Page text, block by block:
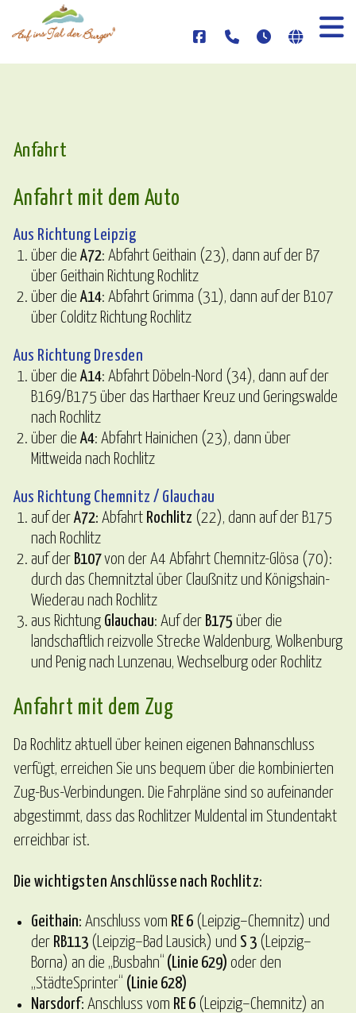
Anfahrt
Anfahrt mit dem Auto
Aus Richtung Leipzig
über die A72: Abfahrt Geithain (23), dann auf der B7
über Geithain Richtung Rochlitz
über die A14: Abfahrt Grimma (31), dann auf der B107
über Colditz Richtung Rochlitz
Aus Richtung Dresden
über die A14: Abfahrt Döbeln-Nord (34), dann auf der
B169/B175 über das Harthaer Kreuz und Geringswalde
nach Rochlitz
über die A4: Abfahrt Hainichen (23), dann über
Mittweida nach Rochlitz
Aus Richtung Chemnitz / Glauchau
auf der A72: Abfahrt Rochlitz (22), dann auf der B175
nach Rochlitz
auf der B107von der A4 Abfahrt Chemnitz-Glösa (70):
durch das Chemnitztal über Claußnitz und Königshain-
Wiederau nach Rochlitz
aus Richtung Glauchau: Auf der B175 über die
landschaftlich reizvolle Strecke Waldenburg, Wolkenburg
und Penig nach Lunzenau, Wechselburg oder Rochlitz
Anfahrt mit dem Zug
Da Rochlitz aktuell über keinen eigenen Bahnanschluss
verfügt, erreichen Sie uns bequem über die kombinierten
Zug-Bus-Verbindungen. Die Fahrpläne sind so aufeinander
abgestimmt, dass das Rochlitzer Muldental im Stundentakt
erreichbar ist.
Die wichtigsten Anschlüsse nach Rochlitz:
Geithain: Anschluss vom RE 6(Leipzig–Chemnitz) und
der RB113(Leipzig–Bad Lausick) und S 3(Leipzig–
Borna) an die „Busbahn“ (Linie 629) oder den
„StädteSprinter“ (Linie 628)
Narsdorf: Anschluss vom RE 6(Leipzig–Chemnitz) an